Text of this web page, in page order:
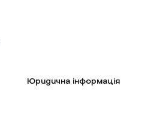
Юридична інформація